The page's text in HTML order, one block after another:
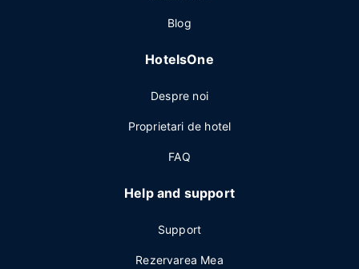
Blog
HotelsOne
Despre noi
Proprietari de hotel
FAQ
Help and support
Support
Rezervarea Mea